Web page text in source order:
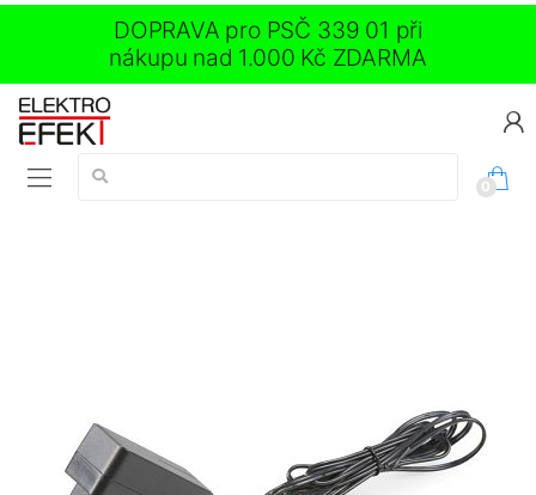
DOPRAVA pro PSČ 339 01 při
nákupu nad 1.000 Kč ZDARMA
Vyhledávání:
0